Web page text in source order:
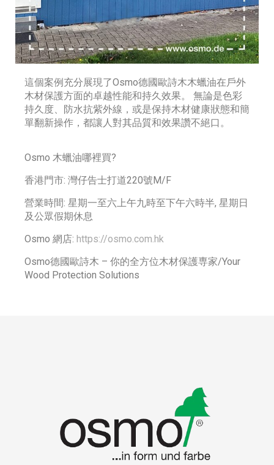
這個案例充分展現了Osmo德國歐詩木木蠟油在戶外
木材保護方面的卓越性能和持久效果。 無論是色彩
持久度、防水抗紫外線，或是保持木材健康狀態和簡
單翻新操作，都讓人對其品質和效果讚不絕口。
Osmo 木蠟油哪裡買?
香港門市: 灣仔告士打道220號M/F
營業時間: 星期一至六上午九時至下午六時半, 星期日
及公眾假期休息
Osmo 網店: https://osmo.com.hk
Osmo德國歐詩木 – 你的全方位木材保護専家/Your
Wood Protection Solutions